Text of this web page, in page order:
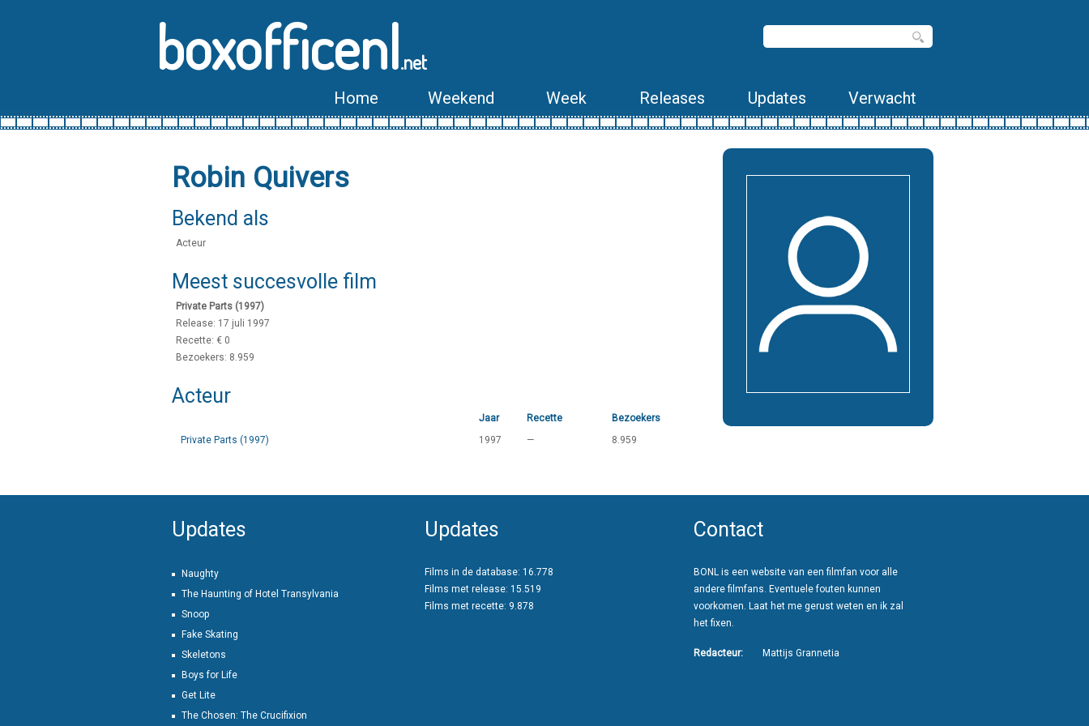
boxofficenl.net
Home Weekend Week Releases Updates Verwacht
Robin Quivers
Bekend als
Acteur
Meest succesvolle film
Private Parts (1997)
Release: 17 juli 1997
Recette: € 0
Bezoekers: 8.959
Acteur
Jaar Recette
Bezoekers
Private Parts (1997)
1997 — 8.959
Updates
Naughty
The Haunting of Hotel Transylvania
Snoop
Fake Skating
Skeletons
Boys for Life
Get Lite
The Chosen: The Crucifixion
Updates
Films in de database: 16.778
Films met release: 15.519
Films met recette: 9.878
Contact
BONL is een website van een filmfan voor alle
andere filmfans. Eventuele fouten kunnen
voorkomen. Laat het me gerust weten en ik zal
het fixen.
Redacteur: Mattijs Grannetia